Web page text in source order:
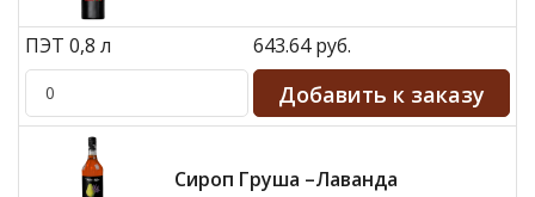
ПЭТ 0,8 л 643.64 руб.
Сироп Груша –Лаванда